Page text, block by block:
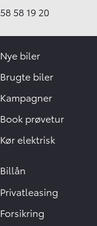
58 58 19 20
Nye biler
Brugte biler
Kampagner
Book prøvetur
Kør elektrisk
Billån
Privatleasing
Forsikring